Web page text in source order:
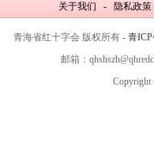
关于我们 - 隐私政
青海省红十字会 版权所有 - 青ICP
邮箱：
Copyright